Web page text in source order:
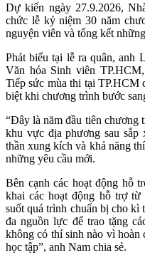
Dự kiến ngày 27.9.2026,
chức lễ kỷ niệm 30 năm
nguyện viên và tổng kết
Phát biểu tại lễ ra quân, anh
Văn hóa Sinh viên
Tiếp sức mùa thi tại TP.HCM
biệt khi chương trình bước
“Đây là năm đầu tiên chương
khu vực địa phương sau sắp
thần xung kích và khả năng
những yêu cầu mới.
Bên cạnh các hoạt động hỗ
khai các hoạt động hỗ trợ từ
suốt quá trình chuẩn bị cho kì
đa nguồn lực để trao tặng
không có thí sinh nào vì hoàn
học tập”, anh Nam chia sẻ.